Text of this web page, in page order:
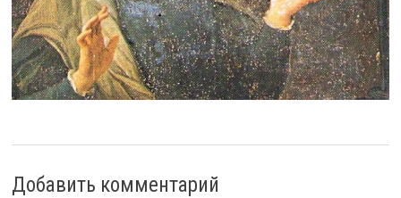
Добавить комментарий